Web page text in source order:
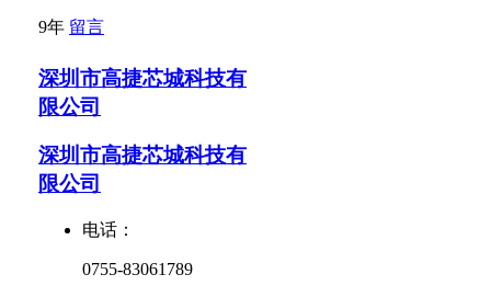
9年 留言
深圳市高捷芯城科技有
限公司
深圳市高捷芯城科技有
限公司
电话：
0755-83061789